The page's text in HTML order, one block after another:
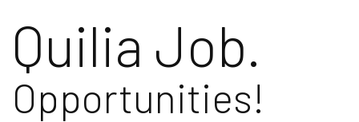
Quilia Job.
Opportunities!